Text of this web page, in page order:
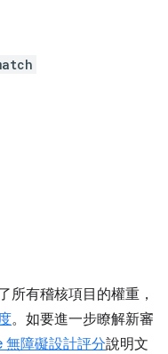
所有稽核項目的權重，
。如要進一步瞭解新審
無障礙設計評分說明文